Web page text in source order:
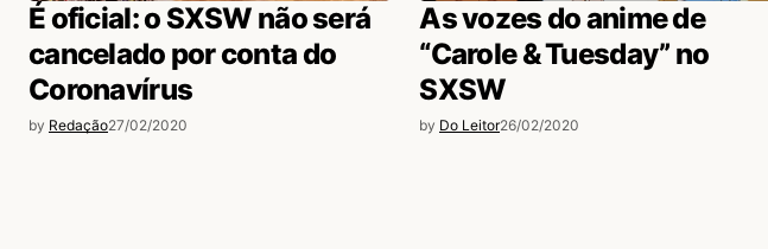
É oficial: o SXSW não será
cancelado por conta do
Coronavírus
by Redação27/02/2020
As vozes do anime de
“Carole & Tuesday” no
SXSW
by Do Leitor26/02/2020